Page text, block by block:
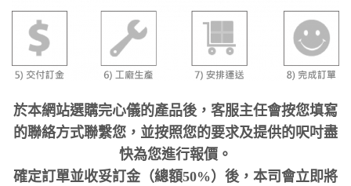
於本網站選購完心儀的產品後，客服主任會按您填寫
的聯絡方式聯繫您，並按照您的要求及提供的呎吋盡
快為您進行報價。
確定訂單並收妥訂金（總額50%）後，本司會立即將